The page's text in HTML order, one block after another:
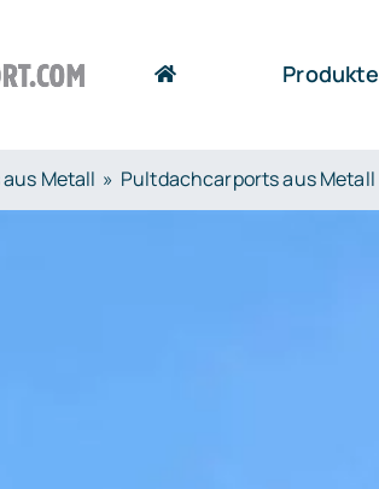
Produkte
Metall Pultdachcarports aus Metall